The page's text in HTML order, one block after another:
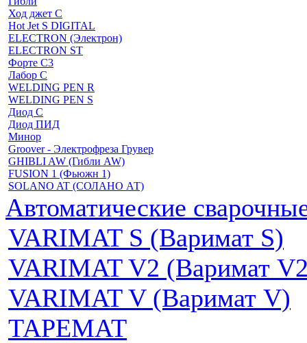
Ход джет С
Hot Jet S DIGITAL
ELECTRON (Электрон)
ELECTRON ST
Форте С3
Лабор С
WELDING PEN R
WELDING PEN S
Диод С
Диод ПИД
Минор
Groover - Электрофреза Грувер
GHIBLI AW (Гибли AW)
FUSION 1 (Фьюжн 1)
SOLANO AT (СОЛАНО АТ)
Автоматические
VARIMAT S (Варимат S)
VARIMAT V2 (Варимат
VARIMAT V (Варимат V)
ТАРЕМАТ